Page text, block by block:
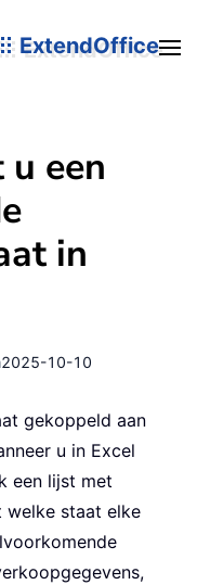
ExtendOffice
een
in
2025-10-10
gekoppeld aan
u in Excel
een lijst met
welke staat elke